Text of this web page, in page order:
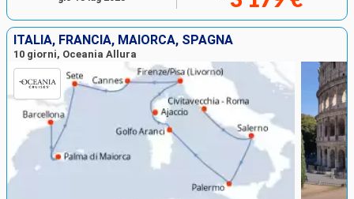
ITALIA, FRANCIA, MAIORCA, SPAGNA
10 giorni, Oceania Allura